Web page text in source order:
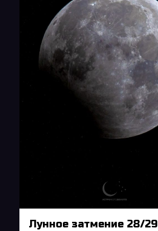
Лунное затмение 28/29